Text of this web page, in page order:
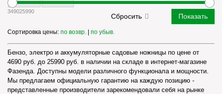
349025990
Сортировка цены: по возвр. | по убыв.
Бензо, электро и аккумуляторные садовые ножницы по цене от
4690 руб. до 25990 руб. в наличии на складе в интернет-магазине
Фазенда. Доступны модели различного функционала и мощности.
Мы предлагаем официальную гарантию на каждую позицию -
представленные производители зарекомендовали себя на рынке